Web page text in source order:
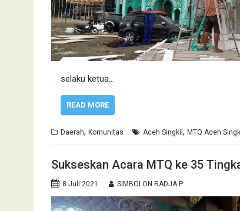
selaku ketua…
READ MORE
Daerah, Komunitas Aceh Singkil , MTQ Aceh
Sukseskan Acara MTQ ke 35
8 Juli 2021 SIMBOLON RADJA P